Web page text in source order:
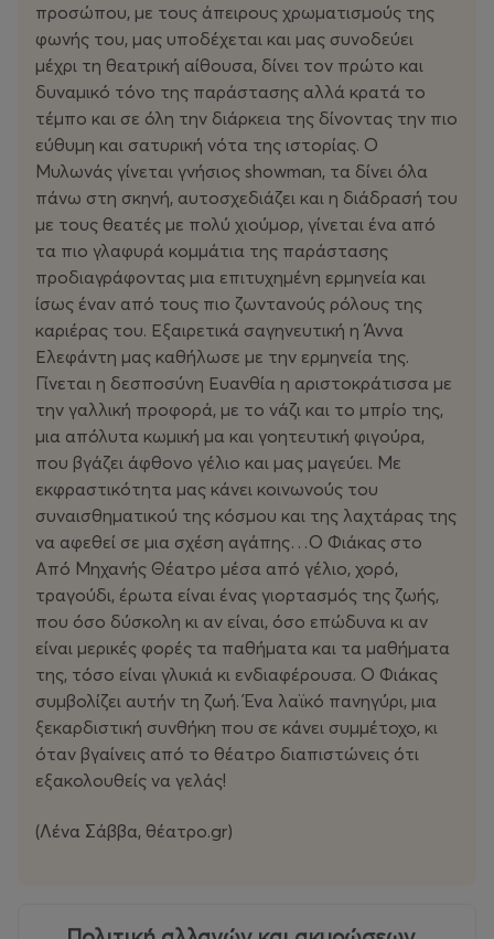
προσώπου, με τους άπειρους χρωματισμούς της
φωνής του, μας υποδέχεται και μας συνοδεύει
μέχρι τη θεατρική αίθουσα, δίνει τον πρώτο και
δυναμικό τόνο της παράστασης αλλά κρατά το
τέμπο και σε όλη την διάρκεια της δίνοντας την πιο
εύθυμη και σατυρική νότα της ιστορίας. Ο
Μυλωνάς γίνεται γνήσιος showman, τα δίνει όλα
πάνω στη σκηνή, αυτοσχεδιάζει και η διάδρασή του
με τους θεατές με πολύ χιούμορ, γίνεται ένα από
τα πιο γλαφυρά κομμάτια της παράστασης
προδιαγράφοντας μια επιτυχημένη ερμηνεία και
ίσως έναν από τους πιο ζωντανούς ρόλους της
καριέρας του. Εξαιρετικά σαγηνευτική η Άννα
Ελεφάντη μας καθήλωσε με την ερμηνεία της.
Γίνεται η δεσποσύνη Ευανθία η αριστοκράτισσα με
την γαλλική προφορά, με το νάζι και το μπρίο της,
μια απόλυτα κωμική μα και γοητευτική φιγούρα,
που βγάζει άφθονο γέλιο και μας μαγεύει. Με
εκφραστικότητα μας κάνει κοινωνούς του
συναισθηματικού της κόσμου και της λαχτάρας της
να αφεθεί σε μια σχέση αγάπης…Ο Φιάκας στο
Από Μηχανής Θέατρο μέσα από γέλιο, χορό,
τραγούδι, έρωτα είναι ένας γιορτασμός της ζωής,
που όσο δύσκολη κι αν είναι, όσο επώδυνα κι αν
είναι μερικές φορές τα παθήματα και τα μαθήματα
της, τόσο είναι γλυκιά κι ενδιαφέρουσα. Ο Φιάκας
συμβολίζει αυτήν τη ζωή. Ένα λαϊκό πανηγύρι, μια
ξεκαρδιστική συνθήκη που σε κάνει συμμέτοχο, κι
όταν βγαίνεις από το θέατρο διαπιστώνεις ότι
εξακολουθείς να γελάς!
(Λένα Σάββα, θέατρο.gr)